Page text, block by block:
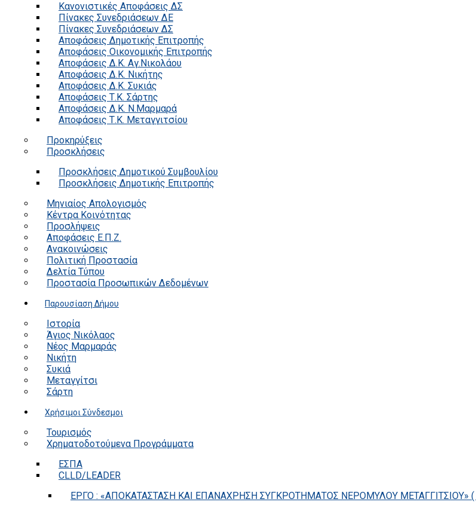
Κανονιστικές Αποφάσεις ΔΣ
Πίνακες Συνεδριάσεων ΔΕ
Πίνακες Συνεδριάσεων ΔΣ
Αποφάσεις Δημοτικής Επιτροπής
Αποφάσεις Οικονομικής Επιτροπής
Αποφάσεις Δ.Κ. Αγ.Νικολάου
Αποφάσεις Δ.Κ. Νικήτης
Αποφάσεις Δ.Κ. Συκιάς
Αποφάσεις Τ.Κ. Σάρτης
Αποφάσεις Δ.Κ. Ν.Μαρμαρά
Αποφάσεις Τ.Κ. Μεταγγιτσίου
Προκηρύξεις
Προσκλήσεις
Προσκλήσεις Δημοτικού Συμβουλίου
Προσκλήσεις Δημοτικής Επιτροπής
Μηνιαίος Απολογισμός
Κέντρα Κοινότητας
Προσλήψεις
Αποφάσεις Ε.Π.Ζ.
Ανακοινώσεις
Πολιτική Προστασία
Δελτία Τύπου
Προστασία Προσωπικών Δεδομένων
Παρουσίαση Δήμου
Ιστορία
Άγιος Νικόλαος
Νέος Μαρμαράς
Νικήτη
Συκιά
Μεταγγίτσι
Σάρτη
Χρήσιμοι Σύνδεσμοι
Τουρισμός
Χρηματοδοτούμενα Προγράμματα
ΕΣΠΑ
CLLD/LEADER
ΕΡΓΟ : «ΑΠΟΚΑΤΑΣΤΑΣΗ ΚΑΙ ΕΠΑΝΑΧΡΗΣΗ ΣΥΓΚΡΟΤΗΜΑΤΟΣ ΝΕΡΟΜΥΛΟΥ ΜΕΤΑΓΓΙΤΣΙΟΥ» (